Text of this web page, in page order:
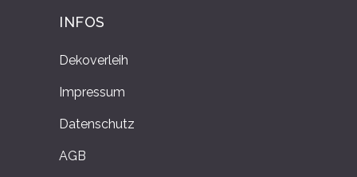
INFOS
Dekoverleih
Impressum
Datenschutz
AGB